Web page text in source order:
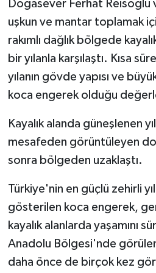
Doğasever Ferhat Reisoğlu
uşkun ve mantar toplamak
rakımlı dağlık bölgede
bir yılanla karşılaştı. Kısa
yılanın gövde yapısı ve
koca engerek olduğu
Kayalık alanda güneşlenen
mesafeden görüntüleyen
sonra bölgeden uzaklaştı.
Türkiye'nin en güçlü zehirli
gösterilen koca engerek,
kayalık alanlarda yaşamını
Anadolu Bölgesi'nde
daha önce de birçok kez
GENEL
GÜNDEM
Güvenlik
HABERDE İNSAN
İş Dünyası
Kadın